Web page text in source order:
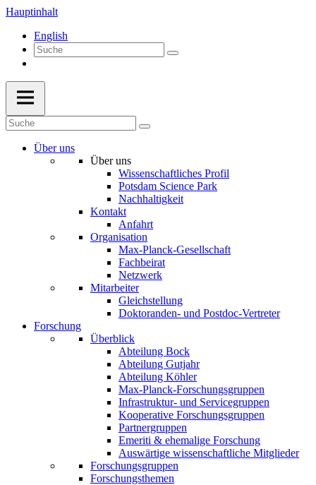
Hauptinhalt
English
Über uns
Über uns
Wissenschaftliches Profil
Potsdam Science Park
Nachhaltigkeit
Kontakt
Anfahrt
Organisation
Max-Planck-Gesellschaft
Fachbeirat
Netzwerk
Mitarbeiter
Gleichstellung
Doktoranden- und Postdoc-Vertreter
Forschung
Überblick
Abteilung Bock
Abteilung Gutjahr
Abteilung Köhler
Max-Planck-Forschungsgruppen
Infrastruktur- und Servicegruppen
Kooperative Forschungsgruppen
Partnergruppen
Emeriti & ehemalige Forschung
Auswärtige wissenschaftliche Mitglieder
Forschungsgruppen
Forschungsthemen